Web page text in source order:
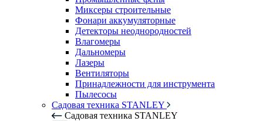
Миксеры строительные
Фонари аккумуляторные
Детекторы неоднородностей
Влагомеры
Дальномеры
Лазеры
Вентиляторы
Принадлежности для инструмента
Пылесосы
Садовая техника STANLEY
Садовая техника STANLEY